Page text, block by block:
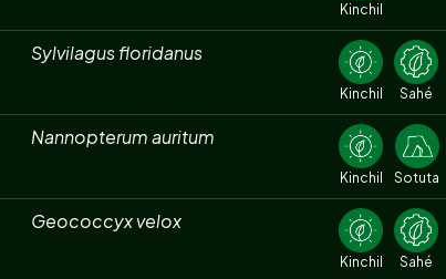
Kinchil
Sylvilagus floridanus
Kinchil Sahé
Nannopterum auritum
Kinchil Sotuta
Geococcyx velox
Kinchil Sahé